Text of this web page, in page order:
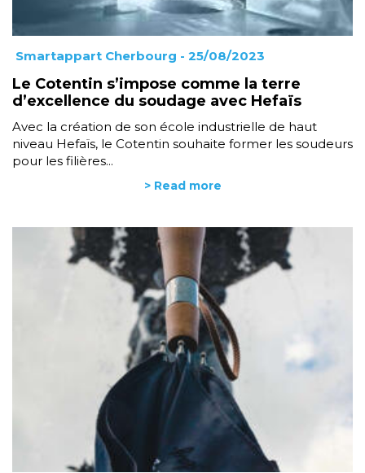
Smartappart Cherbourg - 25/08/2023
Le Cotentin s’impose comme la terre
d’excellence du soudage avec Hefaïs
Avec la création de son école industrielle de haut
niveau Hefaïs, le Cotentin souhaite former les soudeurs
pour les filières...
> Read more